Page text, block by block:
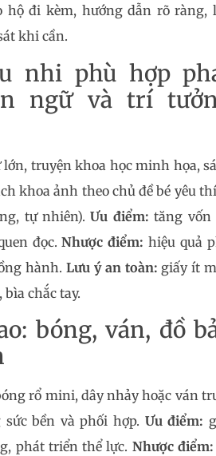
hộ đi kèm, hướng dẫn rõ ràng,
khi cần.
nhi phù hợp
ngữ và trí
truyện khoa học minh họa,
khoa ảnh theo chủ đề bé yêu
tự nhiên).Ưu điểm: tăng vốn
đọc.Nhược điểm: hiệu quả
hành.Lưu ý an toàn: giấy ít
chắc tay.
bóng, ván, đồ
rổ mini, dây nhảy hoặc ván
bền và phối hợp. Ưu điểm:
phát triển thể lực. Nhược điểm: